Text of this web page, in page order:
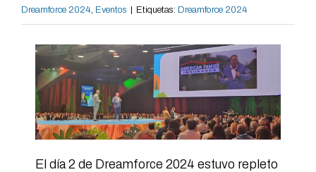
Dreamforce 2024, Eventos Etiquetas: Dreamforce 2024
El día 2 de Dreamforce 2024 estuvo repleto